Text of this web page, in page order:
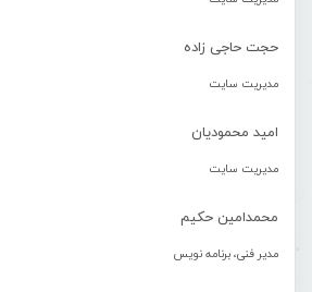
حجت حاجی زاده
مدیریت سایت
امید محمودیان
مدیریت سایت
محمدامین حکیم
مدیر فنی، برنامه نویس